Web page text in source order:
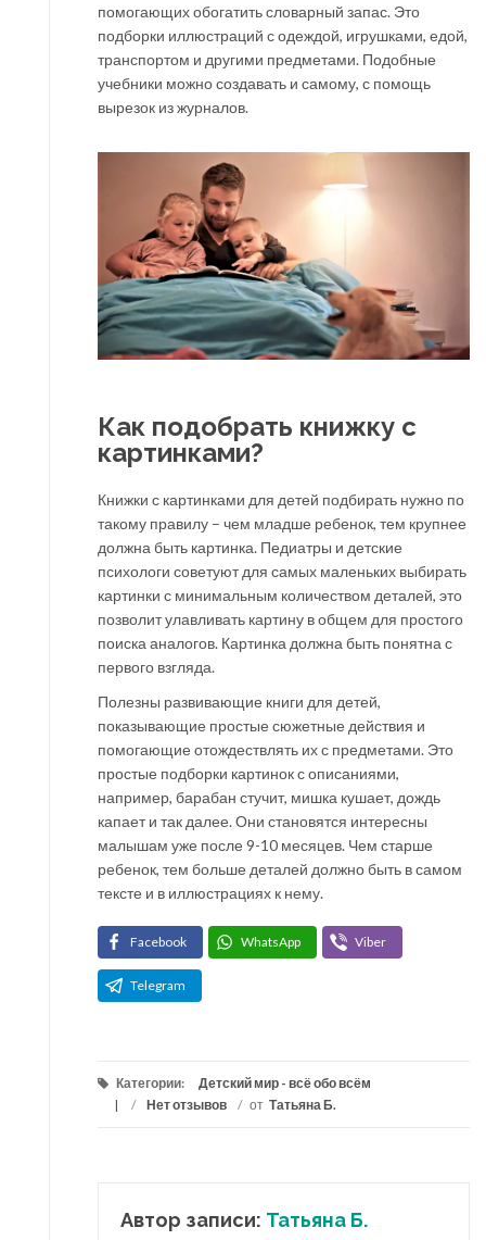
помогающих обогатить словарный запас. Это
подборки иллюстраций с одеждой, игрушками, едой,
транспортом и другими предметами. Подобные
учебники можно создавать и самому, с помощь
вырезок из журналов.
Как подобрать книжку с
картинками?
Книжки с картинками для детей подбирать нужно по
такому правилу – чем младше ребенок, тем крупнее
должна быть картинка. Педиатры и детские
психологи советуют для самых маленьких выбирать
картинки с минимальным количеством деталей, это
позволит улавливать картину в общем для простого
поиска аналогов. Картинка должна быть понятна с
первого взгляда.
Полезны развивающие книги для детей,
показывающие простые сюжетные действия и
помогающие отождествлять их с предметами. Это
простые подборки картинок с описаниями,
например, барабан стучит, мишка кушает, дождь
капает и так далее. Они становятся интересны
малышам уже после 9-10 месяцев. Чем старше
ребенок, тем больше деталей должно быть в самом
тексте и в иллюстрациях к нему.
Facebook WhatsApp Viber
Telegram
Категории:
Детский мир - всё обо всём
/
Нет отзывов / от Татьяна Б.
Автор записи: Татьяна Б.